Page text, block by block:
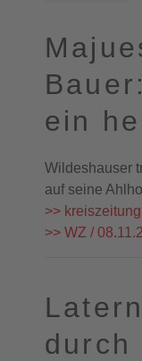
ein
Wildeshauser
auf seine
>>
>> WZ /
durch